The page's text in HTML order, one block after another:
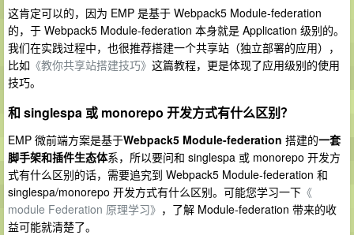
这肯定可以的，因为 EMP 是基于 Webpack5 Module-federation
的，于 Webpack5 Module-federation 本身就是 Application 级别的。
我们在实践过程中，也很推荐搭建一个共享站（独立部署的应用），
比如 《教你共享站搭建技巧》 这篇教程，更是体现了应用级别的使用
技巧。
和 singlespa 或 monorepo 开发方式有什么区别？
EMP 微前端方案是基于Webpack5 Module-federation 搭建的一套
脚手架和插件生态体系，所以要问和 singlespa 或 monorepo 开发方
式有什么区别的话，需要追究到 Webpack5 Module-federation 和
singlespa/monorepo 开发方式有什么区别。可能您学习一下 《
module Federation 原理学习》 ，了解 Module-federation 带来的收
益可能就清楚了。